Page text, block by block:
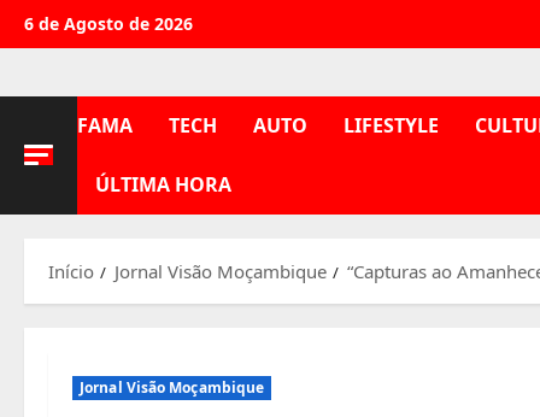
Avançar
para
conteúdo
6 de Agosto de 2026
FAMA TECH AUTO LIFESTYLE
ÚLTIMA HORA
Início Jornal Visão Moçambique “Capturas ao
Jornal Visão Moçambique